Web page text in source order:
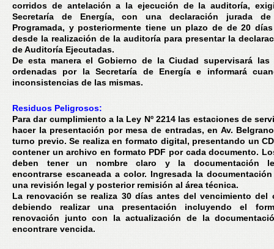
corridos de antelación a la ejecución de la auditoría,
Secretaría de Energía, con una declaración jurada de
Programada, y posteriormente tiene un plazo de de 20
desde la realización de la auditoría para presentar la
de Auditoría Ejecutadas.
De esta manera el Gobierno de la Ciudad supervisará las
ordenadas por la Secretaría de Energía e informará
inconsistencias de las mismas.
Residuos Peligrosos:
Para dar cumplimiento a la Ley Nº 2214 las estaciones de
hacer la presentación por mesa de entradas, en Av.
turno previo. Se realiza en formato digital, presentando un
contener un archivo en formato PDF por cada documento.
deben tener un nombre claro y la documentación
encontrarse escaneada a color. Ingresada la
una revisión legal y posterior remisión al área técnica.
La renovación se realiza 30 días antes del vencimiento del
debiendo realizar una presentación incluyendo el
renovación junto con la actualización de la
encontrare vencida.